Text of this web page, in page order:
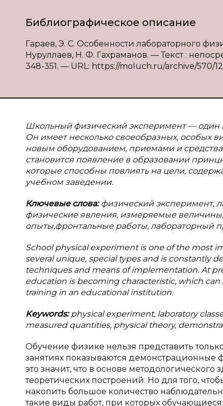
Библиографическое описание
Гараев, Э. С. Особенности лабораторного
Нуруллаев, Н. Ф. Гахраманов. — Текст :
348-351. — URL: https://moluch.ru/archive/570/
Школьный физический эксперимент — один
Он имеет несколько своеобразных, особых
новым оборудованием, приемами и
становится появление в образовании
которые способны повлиять на цели,
учебном заведении.
Ключевые слова:физический эксперимент,
физические явления, измеряемые
опыты,фронтальные работы, лабораторный
School physical experiment is one of the most
several unique, special types and is constantly
techniques and means of implementation. At
education is becoming characteristic, which
training in an educational institution.
Keywords:physical experiment, laboratory
measured quantities, physical theory,
Обучение физике нельзя представить
занятиях показываются демонстрационные
это значит, что в основе
теоретических построений. Но для того,
накопить большое количество
такие виды работ, при которых